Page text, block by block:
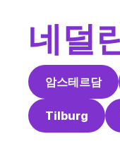
네덜
암스테르담
Tilburg